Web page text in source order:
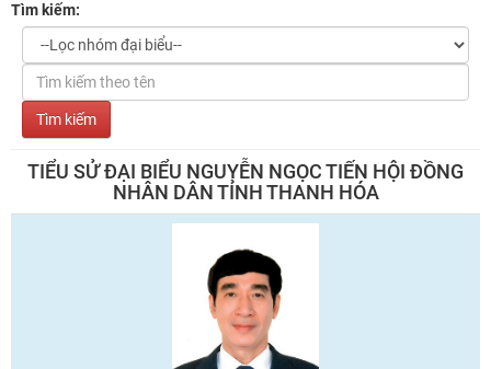
Tìm kiếm:
TIỂU SỬ ĐẠI BIỂU NGUYỄN NGỌC TIẾN HỘI ĐỒNG
NHÂN DÂN TỈNH THANH HÓA